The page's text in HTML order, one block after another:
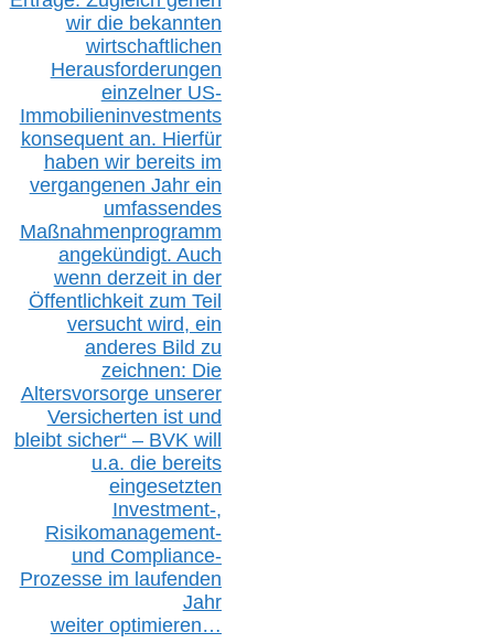
wir die bekannten
wirtschaftlichen
Herausforderungen
einzelner US-
Immobilieninvestments
konsequent an. Hierfür
haben wir bereits im
vergangenen Jahr ein
umfassendes
Maßnahmenprogramm
angekündigt. Auch
wenn derzeit in der
Öffentlichkeit zum Teil
versucht wird, ein
anderes Bild zu
zeichnen: Die
Altersvorsorge unserer
Versicherten ist und
bleibt sicher“ – BVK will
u.a. die bereits
eingesetzten
Investment-,
Risikomanagement-
und Compliance-
Prozesse im laufenden
Jahr
weiter optimieren…